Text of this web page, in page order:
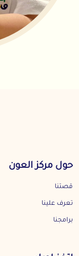
حول مركز العون
قصتنا
تعرف علينا
برامجنا